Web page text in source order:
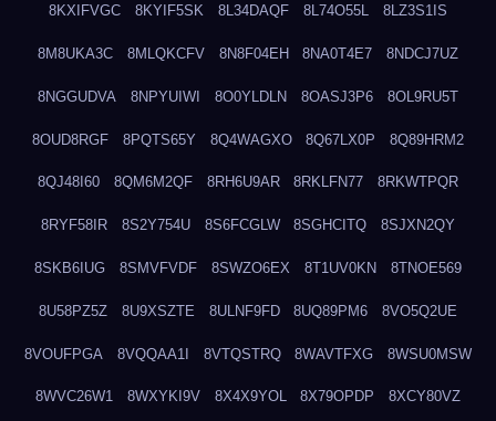
8KXIFVGC 8KYIF5SK 8L34DAQF 8L74O55L 8LZ3S1IS
8M8UKA3C 8MLQKCFV 8N8F04EH 8NA0T4E7 8NDCJ7UZ
8NGGUDVA 8NPYUIWI 8O0YLDLN 8OASJ3P6 8OL9RU5T
8OUD8RGF 8PQTS65Y 8Q4WAGXO 8Q67LX0P 8Q89HRM2
8QJ48I60 8QM6M2QF 8RH6U9AR 8RKLFN77 8RKWTPQR
8RYF58IR 8S2Y754U 8S6FCGLW 8SGHCITQ 8SJXN2QY
8SKB6IUG 8SMVFVDF 8SWZO6EX 8T1UV0KN 8TNOE569
8U58PZ5Z 8U9XSZTE 8ULNF9FD 8UQ89PM6 8VO5Q2UE
8VOUFPGA 8VQQAA1I 8VTQSTRQ 8WAVTFXG 8WSU0MSW
8WVC26W1 8WXYKI9V 8X4X9YOL 8X79OPDP 8XCY80VZ